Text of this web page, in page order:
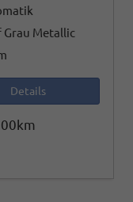
Grau Metallic
Details